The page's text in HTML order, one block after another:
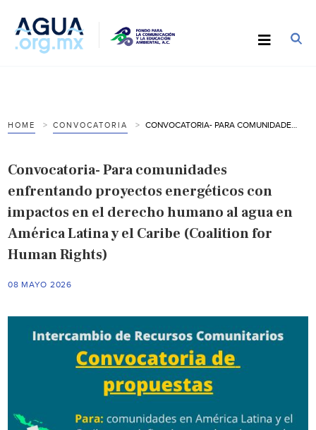
HOME CONVOCATORIA
Convocatoria- Para comunidades
enfrentando proyectos energéticos con
impactos en el derecho humano al agua en
América Latina y el Caribe (Coalition for
Human Rights)
08 MAYO 2026